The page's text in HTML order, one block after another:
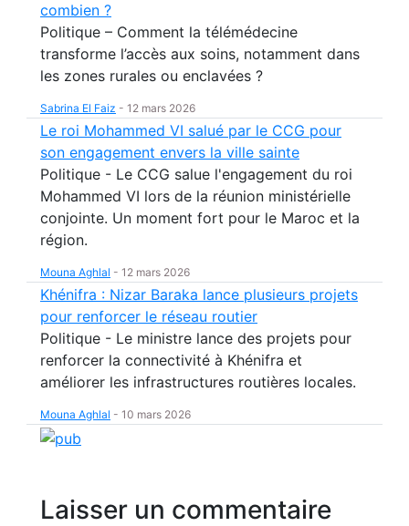
combien ?
Politique – Comment la télémédecine
transforme l’accès aux soins, notamment dans
les zones rurales ou enclavées ?
Sabrina El Faiz - 12 mars 2026
Le roi Mohammed VI salué par le CCG pour
son engagement envers la ville sainte
Politique - Le CCG salue l'engagement du roi
Mohammed VI lors de la réunion ministérielle
conjointe. Un moment fort pour le Maroc et la
région.
Mouna Aghlal - 12 mars 2026
Khénifra : Nizar Baraka lance plusieurs projets
pour renforcer le réseau routier
Politique - Le ministre lance des projets pour
renforcer la connectivité à Khénifra et
améliorer les infrastructures routières locales.
Mouna Aghlal - 10 mars 2026
Laisser un commentaire